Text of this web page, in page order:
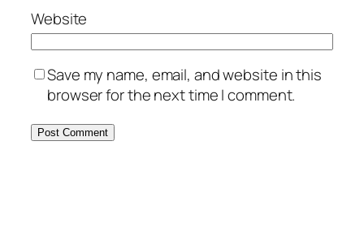
Website
Save my name, email, and website in this
browser for the next time I comment.